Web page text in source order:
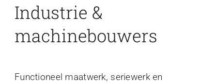
Industrie &
machinebouwers
Functioneel maatwerk, seriewerk en